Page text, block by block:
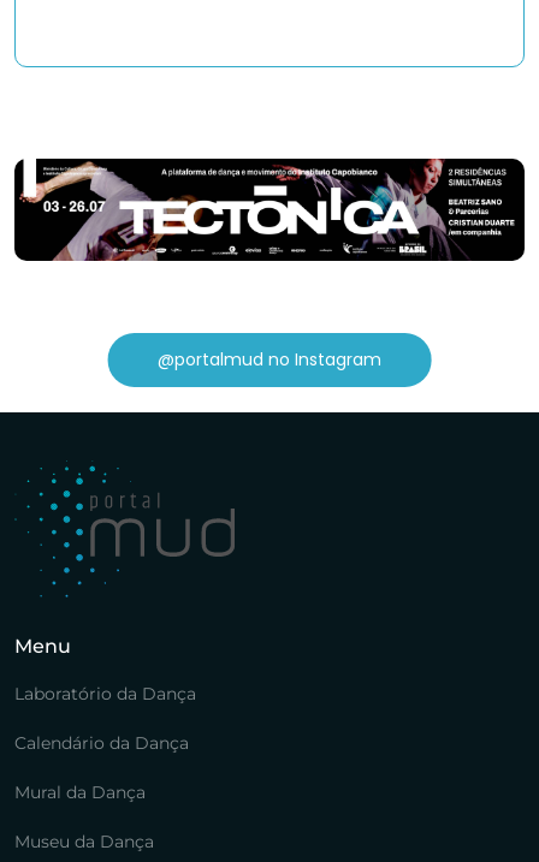
@portalmud no Instagram
Menu
Laboratório da Dança
Calendário da Dança
Mural da Dança
Museu da Dança